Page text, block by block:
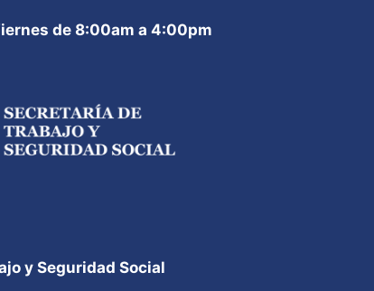
de 8:00am a 4:00pm
y Seguridad Social